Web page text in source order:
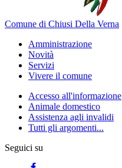
Comune di Chiusi Della Verna
Amministrazione
Novità
Servizi
Vivere il comune
Accesso all'informazione
Animale domestico
Assistenza agli invalidi
Tutti gli argomenti...
Seguici su